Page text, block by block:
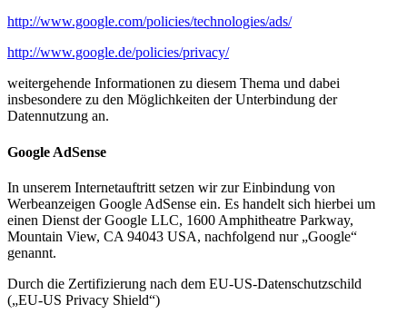
http://www.google.com/policies/technologies/ads/
http://www.google.de/policies/privacy/
weitergehende Informationen zu diesem Thema und dabei
insbesondere zu den Möglichkeiten der Unterbindung der
Datennutzung an.
Google AdSense
In unserem Internetauftritt setzen wir zur Einbindung von
Werbeanzeigen Google AdSense ein. Es handelt sich hierbei um
einen Dienst der Google LLC, 1600 Amphitheatre Parkway,
Mountain View, CA 94043 USA, nachfolgend nur „Google“
genannt.
Durch die Zertifizierung nach dem EU-US-Datenschutzschild
(„EU-US Privacy Shield“)